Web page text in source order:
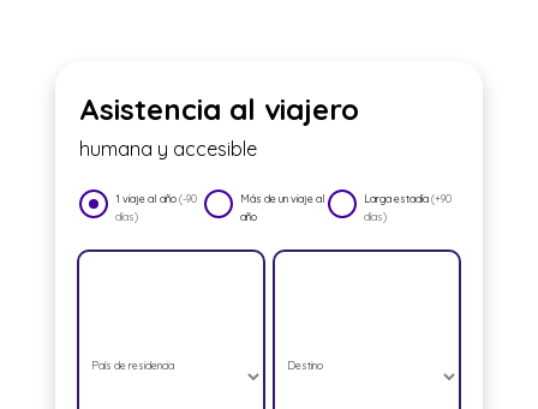
Asistencia al viajero
humana y accesible
1 viaje al año(-90
días)
Más de un viaje al
año
Larga estadía(+90
días)
País de residencia Destino